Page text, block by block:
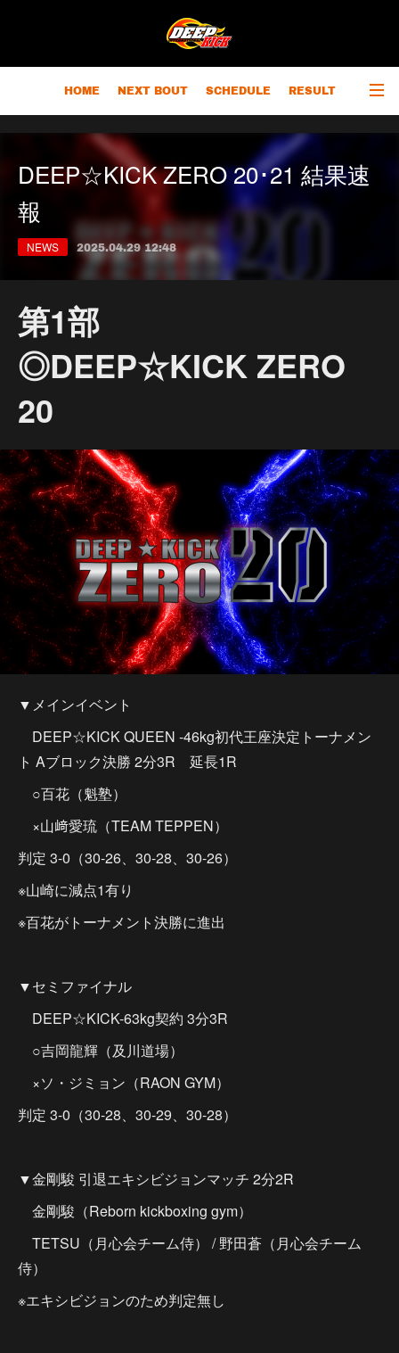
HOME NEXT BOUT SCHEDULE RESULT
RANKING CHAMPIONS OUTLINE
DEEP☆KICK ZERO 20･21 結果速
報
NEWS 2025.04.29 12:48
第1部
◎DEEP☆KICK ZERO
20
▼メインイベント
DEEP☆KICK QUEEN -46kg初代王座決定トーナメン
ト Aブロック決勝 2分3R 延長1R
○百花（魁塾）
×山﨑愛琉（TEAM TEPPEN）
判定 3-0（30-26、30-28、30-26）
※山崎に減点1有り
※百花がトーナメント決勝に進出
▼セミファイナル
DEEP☆KICK-63kg契約 3分3R
○吉岡龍輝（及川道場）
×ソ・ジミョン（RAON GYM）
判定 3-0（30-28、30-29、30-28）
▼金剛駿 引退エキシビジョンマッチ 2分2R
金剛駿（Reborn kickboxing gym）
TETSU（月心会チーム侍） / 野田蒼（月心会チーム
侍）
※エキシビジョンのため判定無し